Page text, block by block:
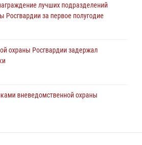
Росгвардии почтили память детей
лучших подразделений
Росгвардии за первое полугодие
охраны Росгвардии задержал
вневедомственной охраны